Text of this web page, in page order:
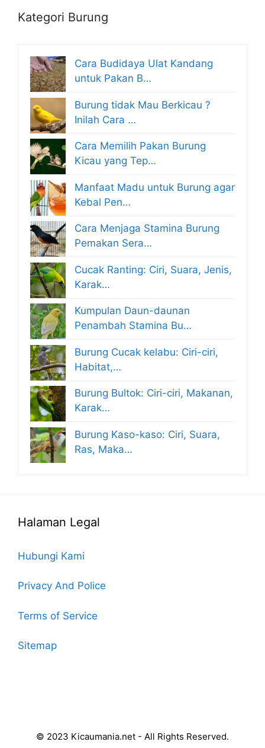
Kategori Burung
Cara Budidaya Ulat Kandang
untuk Pakan B…
Burung tidak Mau Berkicau ?
Inilah Cara …
Cara Memilih Pakan Burung
Kicau yang Tep…
Manfaat Madu untuk Burung agar
Kebal Pen…
Cara Menjaga Stamina Burung
Pemakan Sera…
Cucak Ranting: Ciri, Suara, Jenis,
Karak…
Kumpulan Daun-daunan
Penambah Stamina Bu…
Burung Cucak kelabu: Ciri-ciri,
Habitat,…
Burung Bultok: Ciri-ciri, Makanan,
Karak…
Burung Kaso-kaso: Ciri, Suara,
Ras, Maka…
Halaman Legal
Hubungi Kami
Privacy And Police
Terms of Service
Sitemap
© 2023 Kicaumania.net - All Rights Reserved.